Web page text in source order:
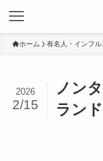
ホーム 有名人・インフル
ノン
ラン
2026
2/15